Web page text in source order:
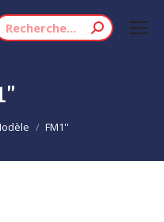
FM1''